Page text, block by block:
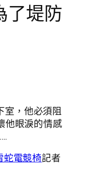
了堤防
室，他必須阻
他眼淚的情感
蛇電競椅記者